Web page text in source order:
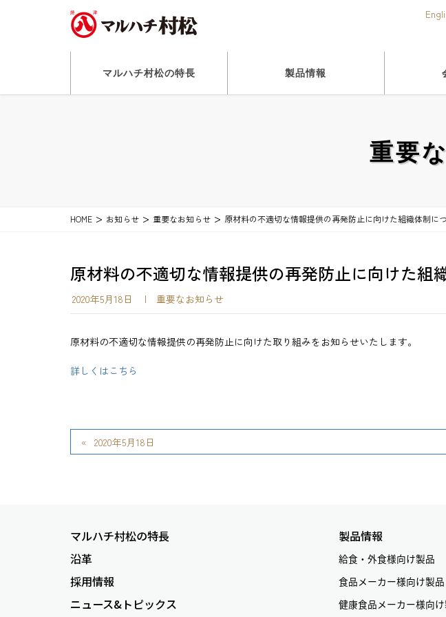
マルハチ村松の特長 製品情報
重要
HOME お知らせ 重要なお知らせ 原材料の不適切な情報提供の再発防止に向けた組織体制に
原材料の不適切な情報提供の再発防止に向けた
2020年5月18日 | 重要なお知らせ
原材料の不適切な情報提供の再発防止に向けた取り組みをお知らせいたします。
詳しくはこちら
2020年5月18日
マルハチ村松の特長
沿革
採用情報
ニュース&トピックス
製品情報
給食・外食様向け製品
食品メーカー様向け製品
健康食品メーカー様向